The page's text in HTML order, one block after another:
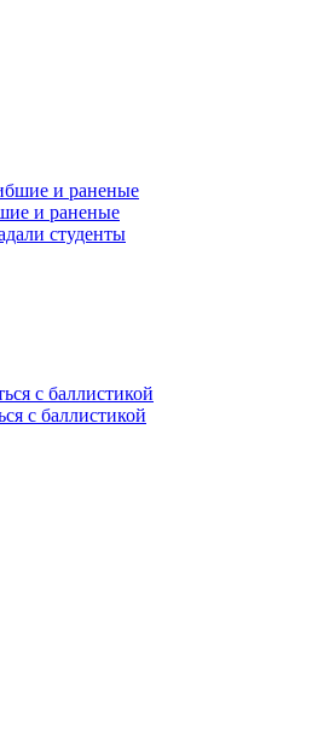
и раненые
студенты
с баллистикой